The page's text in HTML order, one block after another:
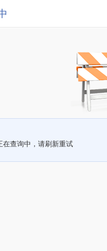
在查询中，请刷新重试